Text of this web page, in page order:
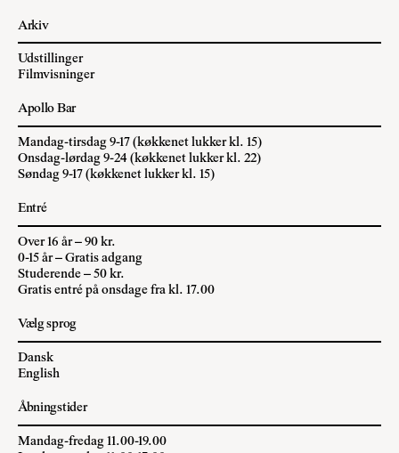
Arkiv
Udstillinger
Filmvisninger
Apollo Bar
Mandag-tirsdag 9-17 (køkkenet lukker kl. 15)
Onsdag-lørdag 9-24 (køkkenet lukker kl. 22)
Søndag 9-17 (køkkenet lukker kl. 15)
Entré
Over 16 år – 90 kr.
0-15 år – Gratis adgang
Studerende – 50 kr.
Gratis entré på onsdage fra kl. 17.00
Vælg sprog
Dansk
English
Åbningstider
Mandag-fredag 11.00-19.00